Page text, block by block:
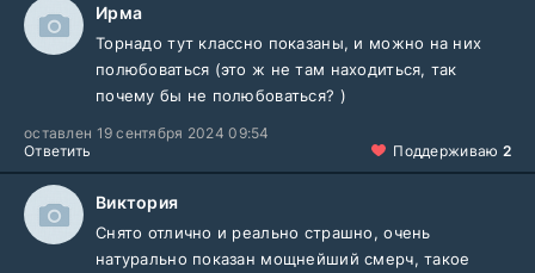
Ирма
Торнадо тут классно показаны, и можно на них
полюбоваться (это ж не там находиться, так
почему бы не полюбоваться? )
оставлен 19 сентября 2024 09:54
Ответить
Поддерживаю 2
Виктория
Снято отлично и реально страшно, очень
натурально показан мощнейший смерч, такое